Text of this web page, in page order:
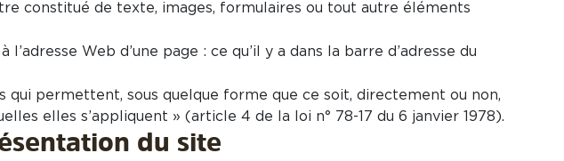
constitué de texte, images, formulaires ou tout autre éléments
l’adresse Web d’une page : ce qu’il y a dans la barre d’adresse du
qui permettent, sous quelque forme que ce soit, directement ou non,
elles s’appliquent » (article 4 de la loi n° 78-17 du 6 janvier 1978).
du site